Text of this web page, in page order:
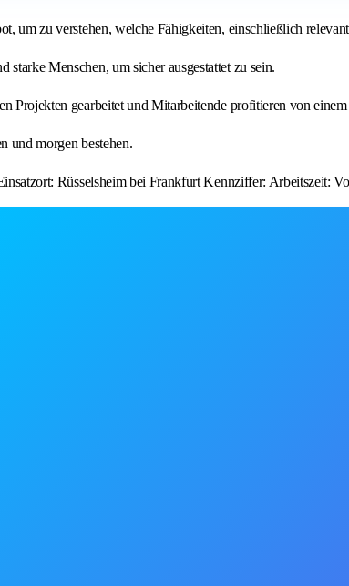
um zu verstehen, welche Fähigkeiten, einschließlich
Menschen, um sicher ausgestattet zu sein.
Projekten gearbeitet und Mitarbeitende profitieren von
und morgen bestehen.
Rüsselsheim bei Frankfurt Kennziffer: Arbeitszeit: